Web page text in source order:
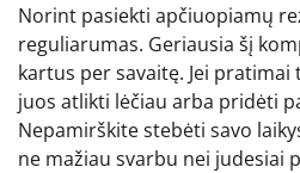
Norint pasiekti apčiuopiamų
reguliarumas. Geriausia šį
kartus per savaitę. Jei
juos atlikti lėčiau arba pridėti
Nepamirškite stebėti savo
ne mažiau svarbu nei judesiai